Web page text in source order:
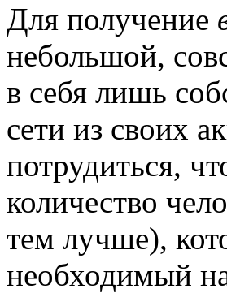
Для получение
небольшой,
в себя лишь
сети из своих
потрудиться,
количество
тем лучше),
необходимый